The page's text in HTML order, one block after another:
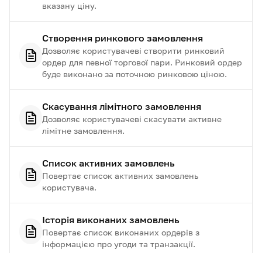
вказану ціну.
Створення ринкового замовлення
Дозволяє користувачеві створити ринковий
ордер для певної торгової пари. Ринковий ордер
буде виконано за поточною ринковою ціною.
Скасування лімітного замовлення
Дозволяє користувачеві скасувати активне
лімітне замовлення.
Список активних замовлень
Повертає список активних замовлень
користувача.
Історія виконаних замовлень
Повертає список виконаних ордерів з
інформацією про угоди та транзакції.